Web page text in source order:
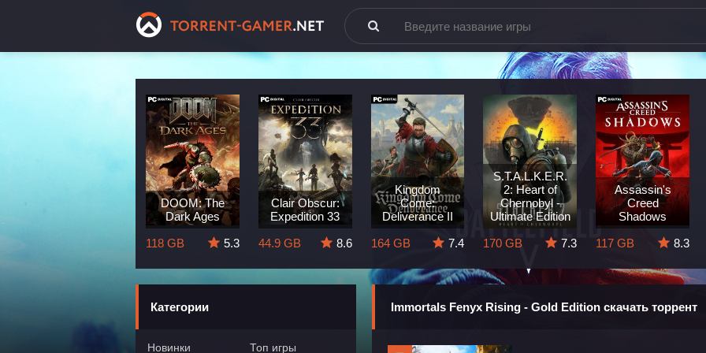
DOOM: The
Dark Ages
118 GB
5.3
Clair Obscur:
Expedition 33
44.9 GB
8.6
Kingdom
Come:
Deliverance II
164 GB
7.4
S.T.A.L.K.E.R.
2: Heart of
Chernobyl -
Ultimate Edition
170 GB
7.3
Assassin's
Creed
Shadows
117 GB
8.3
Категории
Новинки
Топ игры
Immortals Fenyx Rising - Gold Edition скачать торрент